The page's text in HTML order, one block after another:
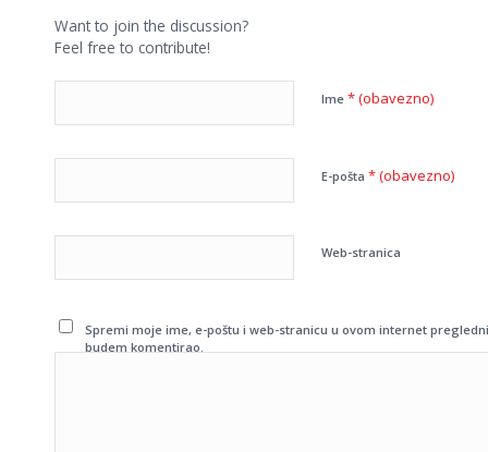
Want to join the discussion?
Feel free to contribute!
Ime * (obavezno)
E-pošta * (obavezno)
Web-stranica
Spremi moje ime, e-poštu i web-stranicu u ovom internet
budem komentirao.